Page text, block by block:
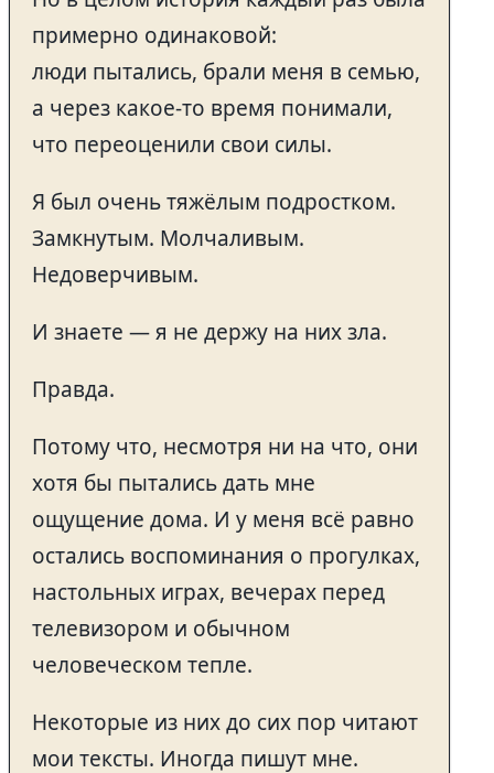
примерно одинаковой:
люди пытались, брали меня в семью,
а через какое-то время понимали,
что переоценили свои силы.
Я был очень тяжёлым подростком.
Замкнутым. Молчаливым.
Недоверчивым.
И знаете — я не держу на них зла.
Правда.
Потому что, несмотря ни на что, они
хотя бы пытались дать мне
ощущение дома. И у меня всё равно
остались воспоминания о прогулках,
настольных играх, вечерах перед
телевизором и обычном
человеческом тепле.
Некоторые из них до сих пор читают
мои тексты. Иногда пишут мне.